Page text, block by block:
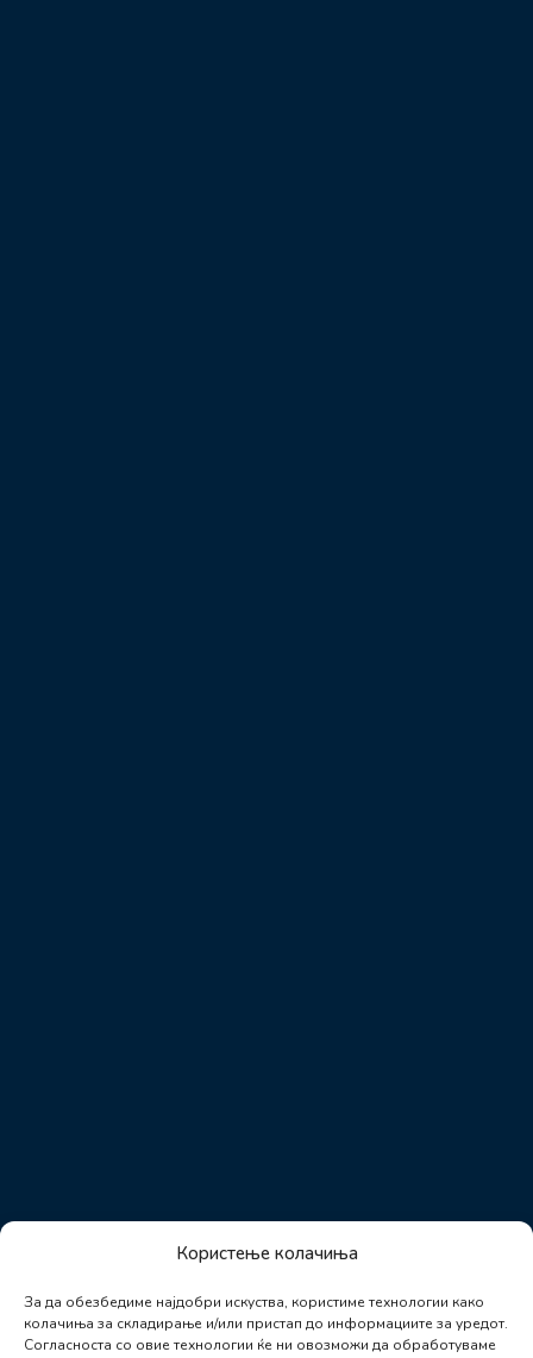
Користење колачиња
За да обезбедиме најдобри искуства, користиме технологии како
колачиња за складирање и/или пристап до информациите за уредот.
Согласноста со овие технологии ќе ни овозможи да обработуваме